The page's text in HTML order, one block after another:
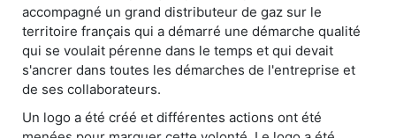
accompagné un grand distributeur de gaz sur le
territoire français qui a démarré une démarche qualité
qui se voulait pérenne dans le temps et qui devait
s'ancrer dans toutes les démarches de l'entreprise et
de ses collaborateurs.
Un logo a été créé et différentes actions ont été